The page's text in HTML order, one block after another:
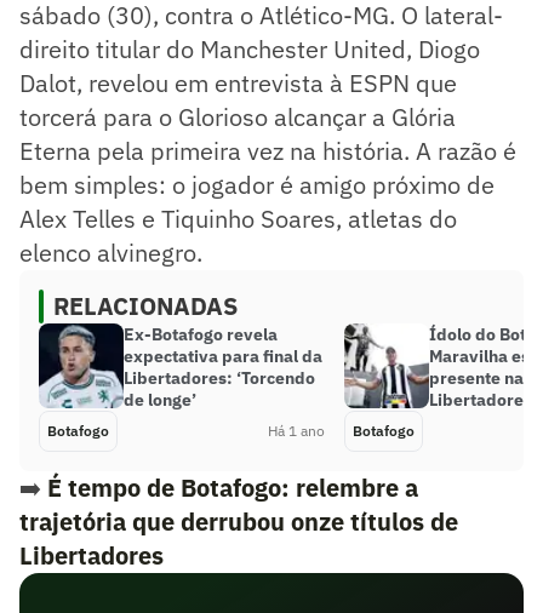
sábado (30), contra o Atlético-MG. O lateral-
direito titular do Manchester United, Diogo
Dalot, revelou em entrevista à ESPN que
torcerá para o Glorioso alcançar a Glória
Eterna pela primeira vez na história. A razão é
bem simples: o jogador é amigo próximo de
Alex Telles e Tiquinho Soares, atletas do
elenco alvinegro.
RELACIONADAS
Ex-Botafogo revela
expectativa para final da
Libertadores: ‘Torcendo
de longe’
Botafogo Há 1 ano
Ídolo do
Maravilha
presente na
Libertadores
Botafogo
➡️ É tempo de Botafogo: relembre a
trajetória que derrubou onze títulos de
Libertadores